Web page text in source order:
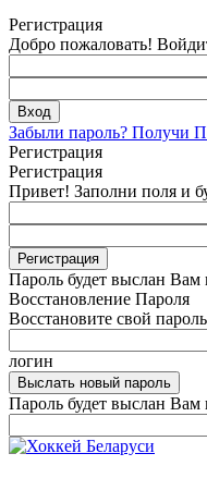
Регистрация
Добро пожаловать!
Забыли пароль? Получи
Регистрация
Регистрация
Привет! Заполни поля и
Пароль будет выслан Вам
Восстановление Пароля
Восстановите свой пароль
логин
Пароль будет выслан Вам